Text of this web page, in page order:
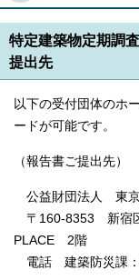
特定建築物定期調
提出先
以下の受付団体のホ
ードが可能です。
（報告書ご提出先）
公益財団法人 東京
〒160-8353 新宿
PLACE 2階
電話 建築防災課